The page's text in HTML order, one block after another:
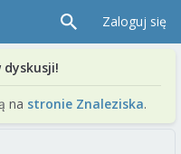
Zaloguj się
dyskusji!
na stronie Znaleziska.